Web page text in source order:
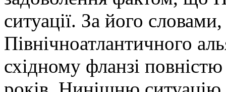
ситуації. За його
Північноатлантичного
східному фланзі